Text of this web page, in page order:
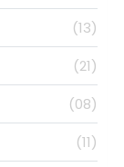
(13)
(21)
(08)
(11)